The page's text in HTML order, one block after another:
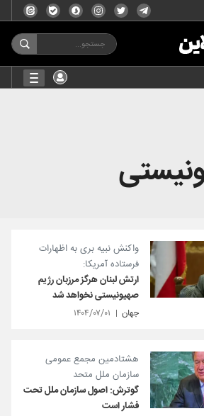
واکنش نبیه بری به اظهارات
فرستاده آمریکا:
ارتش لبنان هرگز مرزبان رژیم
صهیونیستی نخواهد شد
جهان ۱۴۰۴/۰۷/۰۱
هشتادمین مجمع عمومی
سازمان ملل متحد
گوترش: اصول سازمان ملل تحت
فشار است